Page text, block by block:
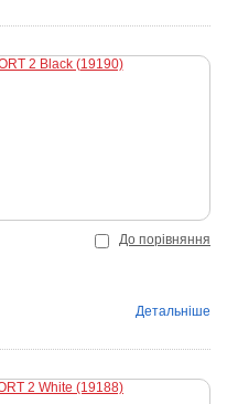
До порівняння
Детальніше